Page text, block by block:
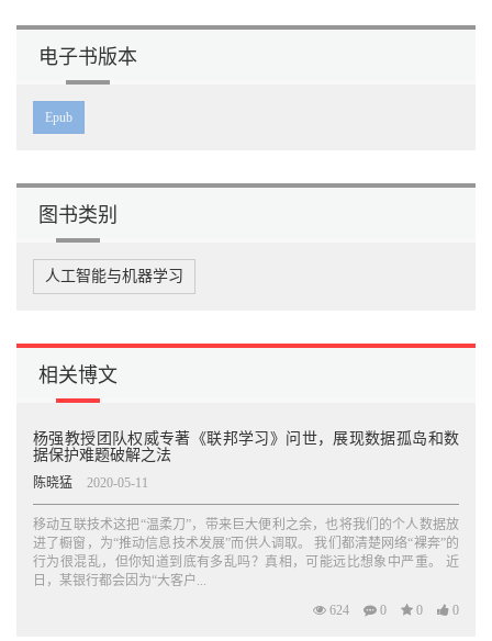
9.4.2 横向联邦强化学习/132
9.4.3 纵向联邦强化学习/134
9.5 挑战与展望/136
第10 章 应用前景/139
10.3 教育/142
10.4 城市计算和智慧城市/144
10.7 第五代移动网路/148
附录A 数据保护法律和法规/151
A.1 欧盟的数据保护法规/152
A.1.1 GDPR 中的术语/153
A.1.2 GDPR 重点条款/154
A.1.3 GDPR 的影响/156
A.2 美国的数据保护法规/157
参考文献/161
电子书版本
Epub
图书类别
人工智能与机器学习
相关博文
杨强教授团队权威专著《联邦学习》问世，展现数据孤岛和数
据保护难题破解之法
陈晓猛 2020-05-11
移动互联技术这把“温柔刀”，带来巨大便利之余，也将我们的个人数据放
进了橱窗，为“推动信息技术发展”而供人调取。 我们都清楚网络“裸奔”的
行为很混乱，但你知道到底有多乱吗？真相，可能远比想象中严重。 近
日，某银行都会因为“大客户...
624
0 0 0